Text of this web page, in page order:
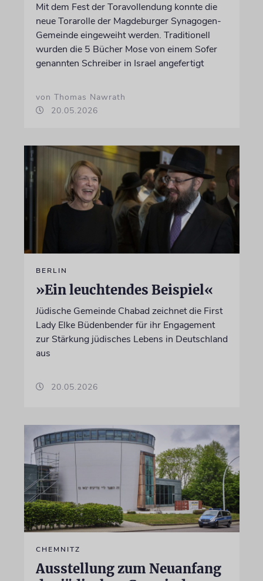
Mit dem Fest der Toravollendung konnte die
neue Torarolle der Magdeburger Synagogen-
Gemeinde eingeweiht werden. Traditionell
wurden die 5 Bücher Mose von einem Sofer
genannten Schreiber in Israel angefertigt
von Thomas Nawrath
20.05.2026
BERLIN
»Ein leuchtendes Beispiel«
Jüdische Gemeinde Chabad zeichnet die First
Lady Elke Büdenbender für ihr Engagement
zur Stärkung jüdisches Lebens in Deutschland
aus
20.05.2026
CHEMNITZ
Ausstellung zum Neuanfang